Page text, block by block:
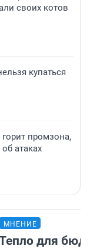
своих котов
купаться
промзона,
атаках
МНЕНИЕ
для